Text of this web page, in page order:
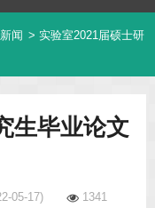
闻 > 实验室2021届硕士研
生毕业论文
05-17) 1341